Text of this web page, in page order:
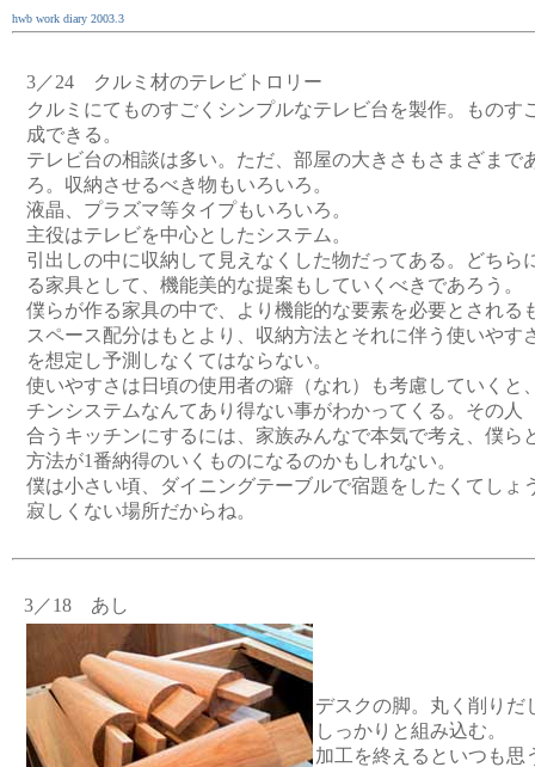
hwb work diary 2003.3
3／24 クルミ材のテレビトロリー
クルミにてものすごくシンプルなテレビ台を製作。ものす
成できる。
テレビ台の相談は多い。ただ、部屋の大きさもさまざまで
ろ。収納させるべき物もいろいろ。
液晶、プラズマ等タイプもいろいろ。
主役はテレビを中心としたシステム。
引出しの中に収納して見えなくした物だってある。どちら
る家具として、機能美的な提案もしていくべきであろう。
僕らが作る家具の中で、より機能的な要素を必要とされる
スペース配分はもとより、収納方法とそれに伴う使いやす
を想定し予測しなくてはならない。
使いやすさは日頃の使用者の癖（なれ）も考慮していくと
チンシステムなんてあり得ない事がわかってくる。その人
合うキッチンにするには、家族みんなで本気で考え、僕ら
方法が1番納得のいくものになるのかもしれない。
僕は小さい頃、ダイニングテーブルで宿題をしたくてしょ
寂しくない場所だからね。
3／18 あし
デスクの脚。丸く削りだ
しっかりと組み込む。
加工を終えるといつも思